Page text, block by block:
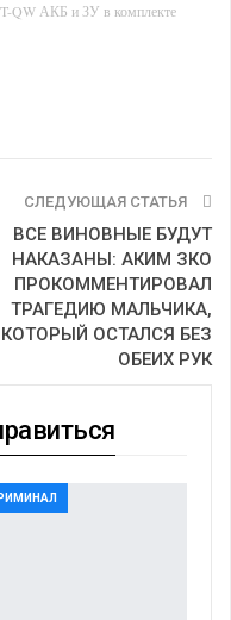
QW АКБ и ЗУ в комплекте
СЛЕДУЮЩАЯ СТАТЬЯ
ВСЕ ВИНОВНЫЕ БУДУТ
НАКАЗАНЫ: АКИМ ЗКО
ПРОКОММЕНТИРОВАЛ
ТРАГЕДИЮ МАЛЬЧИКА,
КОТОРЫЙ ОСТАЛСЯ БЕЗ
ОБЕИХ РУК